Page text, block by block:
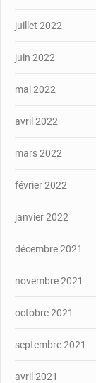
juillet 2022
juin 2022
mai 2022
avril 2022
mars 2022
février 2022
janvier 2022
décembre 2021
novembre 2021
octobre 2021
septembre 2021
avril 2021